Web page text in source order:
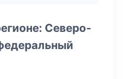
Северо-